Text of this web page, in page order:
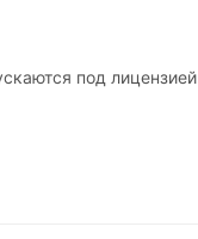
под лицензией